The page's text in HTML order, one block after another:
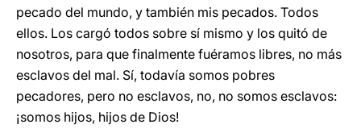
pecado del mundo, y también mis pecados. Todos
ellos. Los cargó todos sobre sí mismo y los quitó de
nosotros, para que finalmente fuéramos libres, no más
esclavos del mal. Sí, todavía somos pobres
pecadores, pero no esclavos, no, no somos esclavos:
¡somos hijos, hijos de Dios!